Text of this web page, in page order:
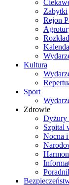
Zabytki
Rejon
Kultura
Sport
Zdrowie
Dyżury
Szpital
Nocna